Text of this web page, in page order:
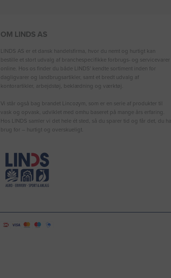
OM LINDS AS
LINDS AS er et dansk handelsfirma, hvor du nemt og hurtigt kan
bestille et stort udvalg af branchespecifikke forbrugs- og servicevarer
online. Hos os finder du både LINDS′ kendte sortiment inden for
dagligvarer og landbrugsartikler, samt et bredt udvalg af
kontorartikler, arbejdstøj, beklædning og værktøj.
Vi står også bag brandet Lincozym, som er en serie af produkter til
vask og opvask, udviklet med omhu baseret på mange års erfaring.
Hos LINDS samler vi det hele ét sted, så du sparer tid og får det, du
brug for – hurtigt og overskueligt.